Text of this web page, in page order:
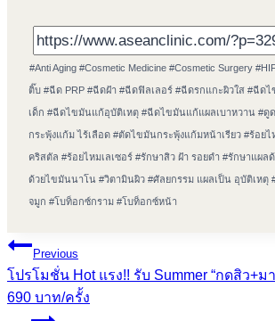
Post
Tags:
#Anti Aging #Cosmetic Medicine #Cosmetic Surgery #
ติ๊บ #ฉีด PRP #ฉีดฝ้า #ฉีดฟิลเลอร์ #ฉีดรกแกะผิวใส #ฉีดไ
เด็ก #ฉีดไขมันแก้อุบัติเหตุ #ฉีดไขมันแก้แผลเบาหวาน #ดู
กระพุ้งแก้ม ไร้เลือด #ตัดไขมันกระพุ้งแก้มหน้าเรียว #ร้อยไ
คริสตัล #ร้อยไหมเลเซอร์ #รักษาสิว ฝ้า รอยดำ #รักษาแผล
ด้วยไขมันนาโน #วิตามินผิว #ศัลยกรรม แผลเป็น อุบัติเหตุ
จมูก #โบท็อกซ์กราม #โบท็อกซ์หน้า
Post
navigation
Previous
โปรโมชั่น Hot แรง!! รับ Summer “กดสิว+
690 บาท/ครั้ง